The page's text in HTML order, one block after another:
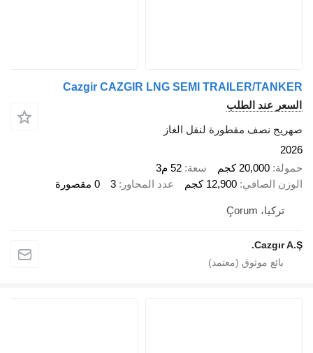
Cazgir CAZGIR LNG SEMI TRAILER/
عند الطلب
نصف مقطورة لنقل الغاز
20,000 كجم سعة
52 م3
الصافي
12,900 كجم عدد المحاور 3 0 مقصورة